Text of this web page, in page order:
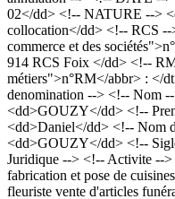
02</dd> <!-- NATURE -->
collocation</dd> <!-- RCS
commerce et des
914 RCS Foix </dd> <!--
métiers">n°RM</abbr> : </
denomination --> <!-- Nom
<dd>GOUZY</dd> <!--
<dd>Daniel</dd> <!-- Nom
<dd>GOUZY</dd> <!--
Juridique --> <!-- Activite --
fabrication et pose de
fleuriste vente d'articles